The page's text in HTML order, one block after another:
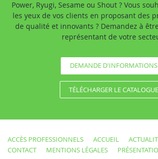
Power, Ryugi, Sesame ou Shout ? Vous
les yeux de vos clients en proposant des
de qualité et innovants ? Demandez à
représentant de votre
DEMANDE D'INFORMATIONS
TÉLÉCHARGER LE CATALOGUE
ACCÈS PROFESSIONNELS ACCUEIL
CONTACT
MENTIONS LÉGALES